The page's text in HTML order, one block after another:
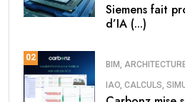
Siemens fait
d’IA (...)
02
BIM,
IAO, CALCULS,